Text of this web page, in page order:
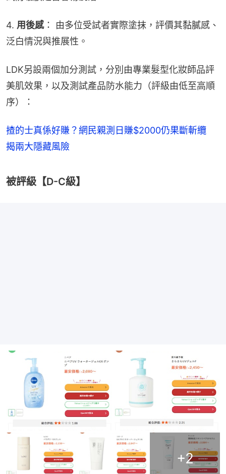
4. 用後感： 由多位受試者實際塗抹，評價其黏膩感、
泛白情況與推展性。
LDK另設兩個加分測試，分別由專業髮型化妝師品評
美肌效果，以及測試產品防水能力（評級由低至高順
序）：
揸的士真係好賺？網民親測日賺$2000仍果斷斬纜
揭兩大隱藏風險
被評級【D-C級】
+2